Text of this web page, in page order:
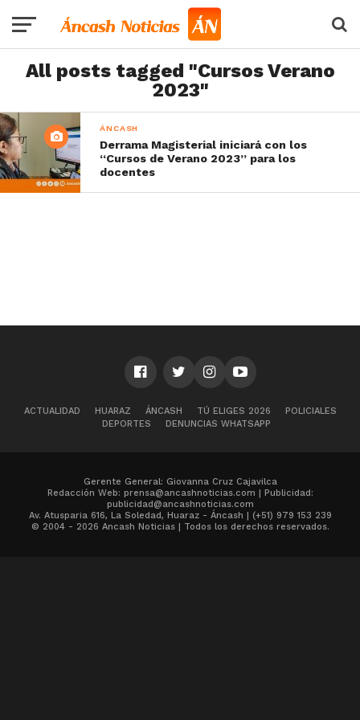
All posts tagged "Cursos Verano
2023"
ÁNCASH
Derrama Magisterial iniciará con los
“Cursos de Verano 2023” para los
docentes
ACTUALIDAD HUARAZ ÁNCASH TÚ ELIGES 2026
POLICIALES
DEPORTES
DENUNCIAS WHATSAPP
Gerente General: Giovanna Cruz Cajavilca
Redacción Web: prensa@ancashnoticias.com | Publicidad:
publicidad@ancashnoticias.com
Av. Atusparia 616, La Soledad, Huaraz - Áncash | (+51) 979 153 239
© 2004 - 2026 Ancash Noticias | Todos los derechos reservados.